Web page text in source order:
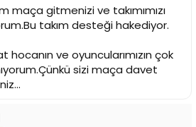
maça gitmenizi ve takımımızı
takım desteği hakediyor.
hocanın ve oyuncularımızın çok
sizi maça davet